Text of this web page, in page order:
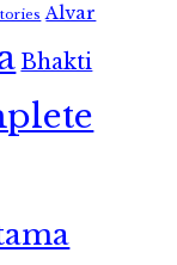
Alvar
Bhakti